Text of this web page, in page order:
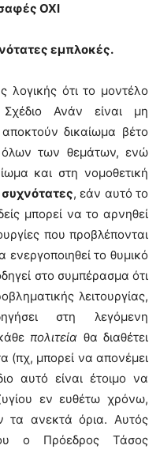
ΟΧΙ
εμπλοκές.
λογικής ότι το μοντέλο
Ανάν είναι μη
αποκτούν δικαίωμα βέτο
όλων των θεμάτων, ενώ
και στη νομοθετική
, εάν αυτό το
μπορεί να το αρνηθεί
που προβλέπονται
το θυμικό
στο συμπέρασμα ότι
λειτουργίας,
στη λεγόμενη
πολιτεία θα διαθέτει
(πχ, μπορεί να απονέμει
αυτό είναι έτοιμο να
εν ευθέτω χρόνω,
τα ανεκτά όρια. Αυτός
ο Πρόεδρος Τάσος